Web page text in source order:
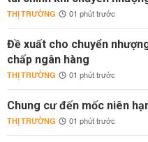
THỊ TRƯỜNG 01 phút trước
Đề xuất cho chuyển
chấp ngân hàng
THỊ TRƯỜNG 01 phút trước
Chung cư đến mốc niên
THỊ TRƯỜNG 01 phút trước